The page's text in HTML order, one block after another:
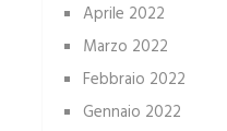
Aprile 2022
Marzo 2022
Febbraio 2022
Gennaio 2022